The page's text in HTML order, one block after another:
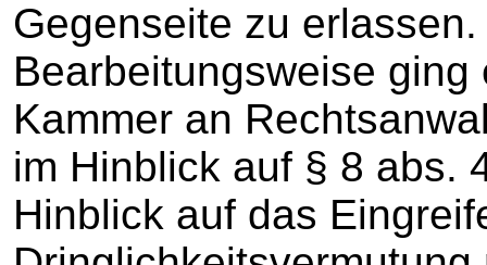
Gegenseite zu
Bearbeitungsweise
Kammer an
im Hinblick auf § 8 abs.
Hinblick auf das